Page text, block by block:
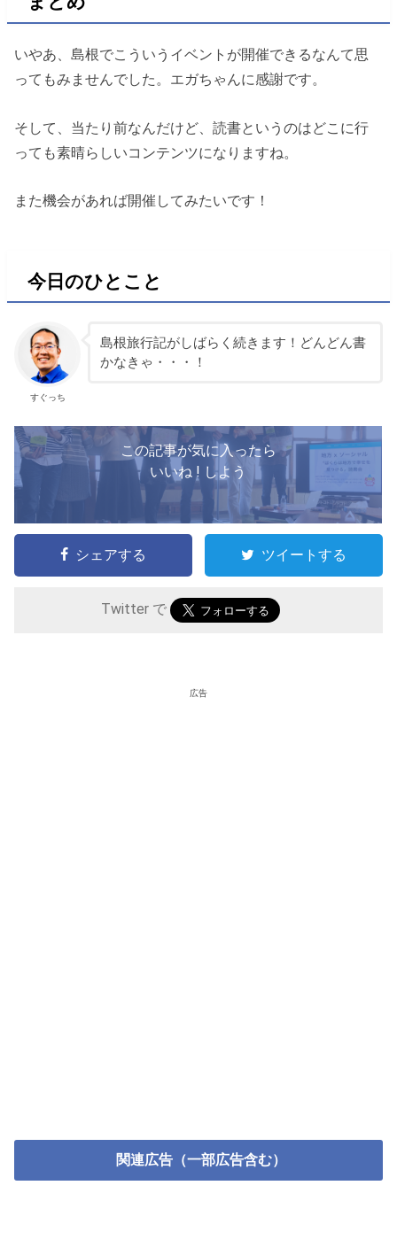
いやあ、島根でこういうイベントが開催できるなんて思
ってもみませんでした。エガちゃんに感謝です。
そして、当たり前なんだけど、読書というのはどこに行
っても素晴らしいコンテンツになりますね。
また機会があれば開催してみたいです！
今日のひとこと
すぐっち
島根旅行記がしばらく続きます！どんどん書
かなきゃ・・・！
この記事が気に入ったら
いいね ! しよう
シェアする ツイートする
Twitter で
広告
関連広告（一部広告含む）